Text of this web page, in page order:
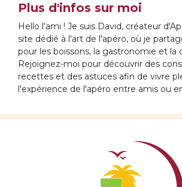
Plus d'infos sur moi
Hello l'ami ! Je suis David, créateur
site dédié à l'art de l'apéro, où je
pour les boissons, la gastronomie et la
Rejoignez-moi pour découvrir des
recettes et des astuces afin de vivre
l'expérience de l'apéro entre amis ou